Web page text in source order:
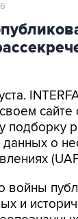
подборку
данных о
войны
и